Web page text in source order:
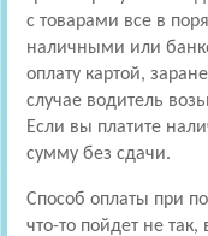
с товарами все в
наличными или
оплату картой,
случае водитель
Если вы платите
сумму без сдачи.
Способ оплаты при
что-то пойдет не